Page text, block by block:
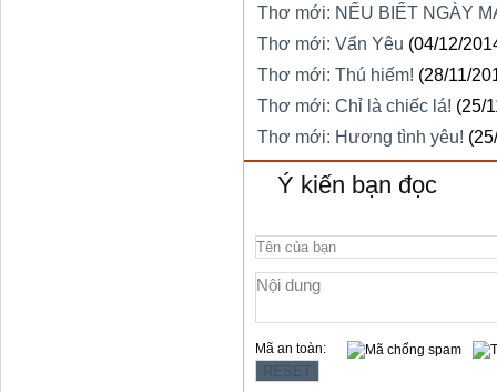
Thơ mới: NẾU BIẾT NGÀY
Thơ mới: Vẩn Yêu (04/12/
Thơ mới: Thú hiếm! (28/11/
Thơ mới: Chỉ là chiếc lá! (25/
Thơ mới: Hương tình yêu!
Ý kiến bạn đọc
Mã an toàn: